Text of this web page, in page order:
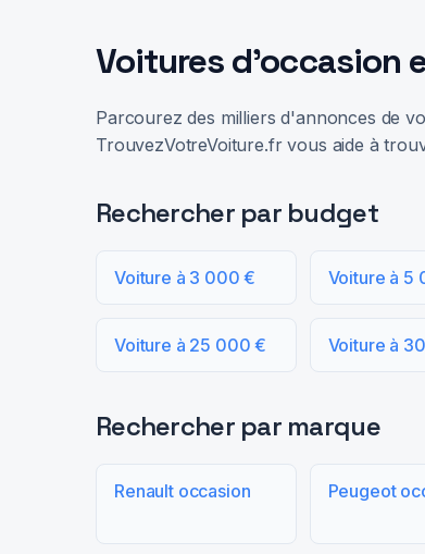
Voitures d'occasion
Parcourez des milliers d'annonces de
TrouvezVotreVoiture.fr vous aide à
Rechercher par budget
Voiture à 3 000 € Voiture à 5
Voiture à 25 000 € Voiture à
Rechercher par marque
Renault occasion Peugeot